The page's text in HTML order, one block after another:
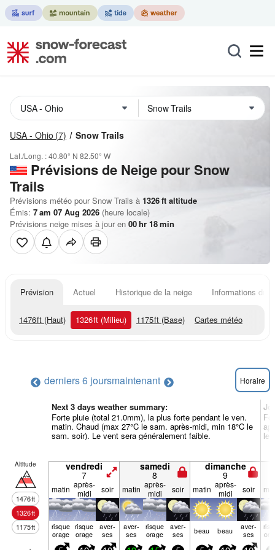
USA - Ohio (7) Snow Trails
Lat./Long. :40.80° N 82.50° W
Prévisions de Neige pour Snow
Trails
Prévisions météo pour Snow Trails à 1326ft altitude
Émis: 7 am 07 Aug 2026 (heure locale)
Prévisions neige mises à jour en 00hr 18min
Prévision Actuel Historique de la neige Informations du
1476ft (Haut) 1326ft (Milieu) 1175ft (Base) Cartes météo
derniers 6 joursmaintenant Horaire
Next 3 days weather summary:
Forte pluie (total 21.0mm), la plus forte pendant le ven.
matin. Chaud (max 27°C le sam. après-midi, min 18°C le
sam. soir). Le vent sera généralement faible. le
Altitude
1476ft
1326ft
1175ft
vendredi
7
samedi
8
dimanche
9
matin après-
midi
soir matin après-
midi
soir matin après-
midi
soir
risque
orage
risque
orage
aver­
ses
aver­
ses
risque
orage
aver­
ses beau beau aver­
ses